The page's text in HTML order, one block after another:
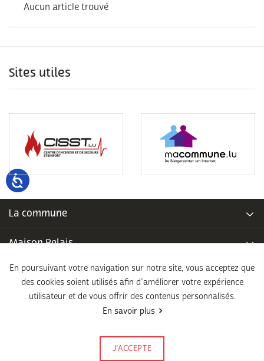
Aucun article trouvé
Sites utiles
La commune
Maison Relais
Piscine communale
École fondamentale
En poursuivant votre navigation sur notre site, vous acceptez que
des cookies soient utilisés afin d’améliorer votre expérience
utilisateur et de vous offrir des contenus personnalisés.
En savoir plus
J’ACCEPTE